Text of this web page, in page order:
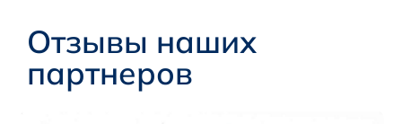
Отзывы наших
партнеров